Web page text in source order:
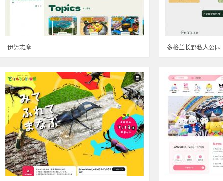
伊势志摩 多格兰长野私人公园